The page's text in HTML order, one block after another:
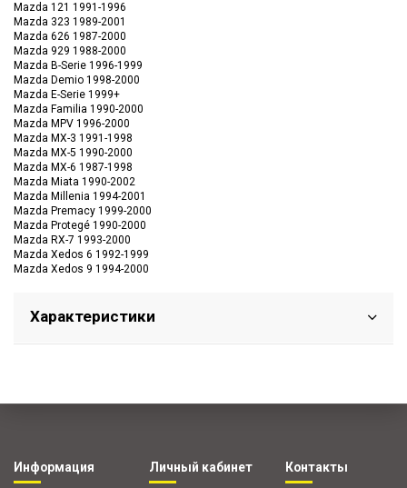
Mazda 121 1991-1996
Mazda 323 1989-2001
Mazda 626 1987-2000
Mazda 929 1988-2000
Mazda B-Serie 1996-1999
Mazda Demio 1998-2000
Mazda E-Serie 1999+
Mazda Familia 1990-2000
Mazda MPV 1996-2000
Mazda MX-3 1991-1998
Mazda MX-5 1990-2000
Mazda MX-6 1987-1998
Mazda Miata 1990-2002
Mazda Millenia 1994-2001
Mazda Premacy 1999-2000
Mazda Protegé 1990-2000
Mazda RX-7 1993-2000
Mazda Xedos 6 1992-1999
Mazda Xedos 9 1994-2000
Характеристики
Информация Личный кабинет Контакты